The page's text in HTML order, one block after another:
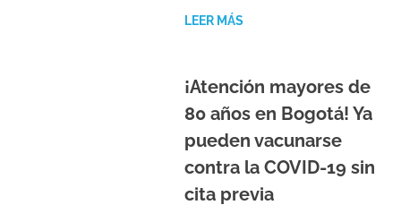
LEER MÁS
¡Atención mayores de
80 años en Bogotá! Ya
pueden vacunarse
contra la COVID-19 sin
cita previa